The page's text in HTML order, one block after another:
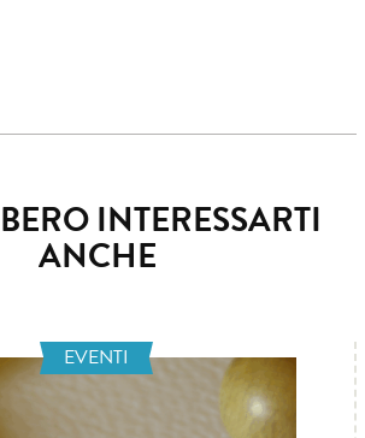
INTERESSARTI
ANCHE
EVENTI